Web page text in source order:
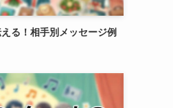
る！相手別メッセージ例